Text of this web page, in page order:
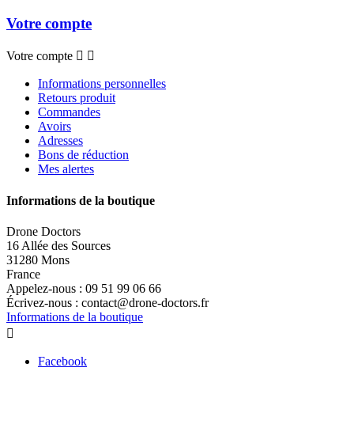
Votre compte
Votre compte  
Informations personnelles
Retours produit
Commandes
Avoirs
Adresses
Bons de réduction
Mes alertes
Informations de la boutique
Drone Doctors
16 Allée des Sources
31280 Mons
France
Appelez-nous : 09 51 99 06 66
Écrivez-nous : contact@drone-doctors.fr
Informations de la boutique

Facebook